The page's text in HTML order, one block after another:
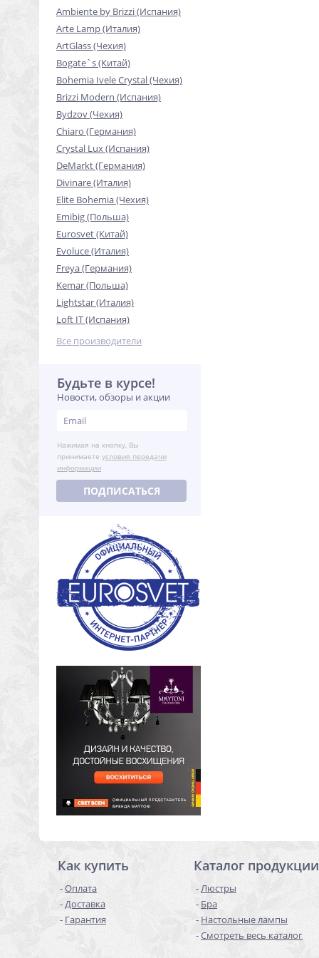
Ambiente by Brizzi (Испания)
Arte Lamp (Италия)
ArtGlass (Чехия)
Bogate`s (Китай)
Bohemia Ivele Crystal (Чехия)
Brizzi Modern (Испания)
Bydzov (Чехия)
Chiaro (Германия)
Crystal Lux (Испания)
DeMarkt (Германия)
Divinare (Италия)
Elite Bohemia (Чехия)
Emibig (Польша)
Eurosvet (Китай)
Evoluce (Италия)
Freya (Германия)
Kemar (Польша)
Lightstar (Италия)
Loft IT (Испания)
Все производители
Будьте в курсе!
Новости, обзоры и акции
Нажимая на кнопку, Вы
принимаете условия передачи
информации
ПОДПИСАТЬСЯ
Как купить
Оплата
Доставка
Гарантия
Каталог продукции
Люстры
Бра
Настольные лампы
Смотреть весь каталог